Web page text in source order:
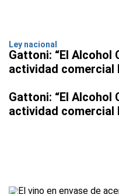
Ley nacional
Gattoni: “El Alcohol
actividad comercial
Gattoni: “El Alcohol
actividad comercial